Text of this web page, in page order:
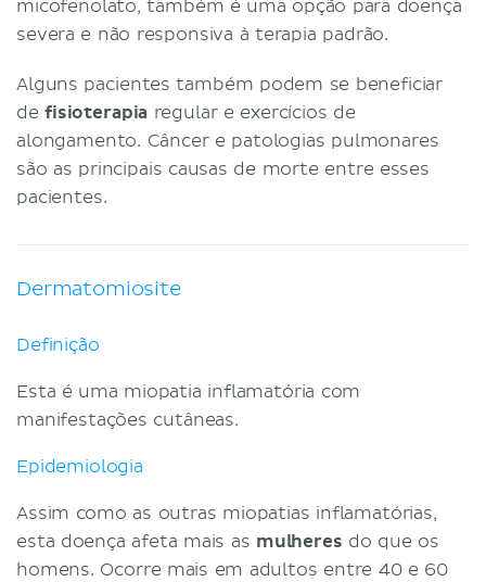
micofenolato, também é uma opção para doença
severa e não responsiva à terapia padrão.
Alguns pacientes também podem se beneficiar
defisioterapia regular e exercícios de
alongamento. Câncer e patologias pulmonares
são as principais causas de morte entre esses
pacientes.
Dermatomiosite
Definição
Esta é uma miopatia inflamatória com
manifestações cutâneas.
Epidemiologia
Assim como as outras miopatias inflamatórias,
esta doença afeta mais as mulheres do que os
homens. Ocorre mais em adultos entre 40 e 60